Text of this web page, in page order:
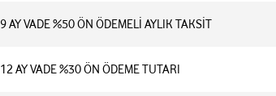
9 AY VADE %50 ÖN ÖDEMELİ AYLIK TAKSİT
12 AY VADE %30 ÖN ÖDEME TUTARI